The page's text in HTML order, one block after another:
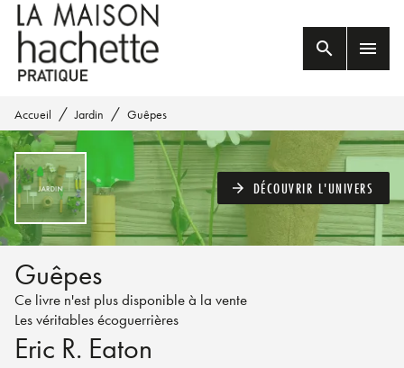
MENU RECHERCHE
PIED DE PAGE
search menu
Accueil / Jardin / Guêpes
arrow_forward DÉCOUVRIR L'UNIVERS
Guêpes
Ce livre n'est plus disponible à la vente
Les véritables écoguerrières
Eric R. Eaton